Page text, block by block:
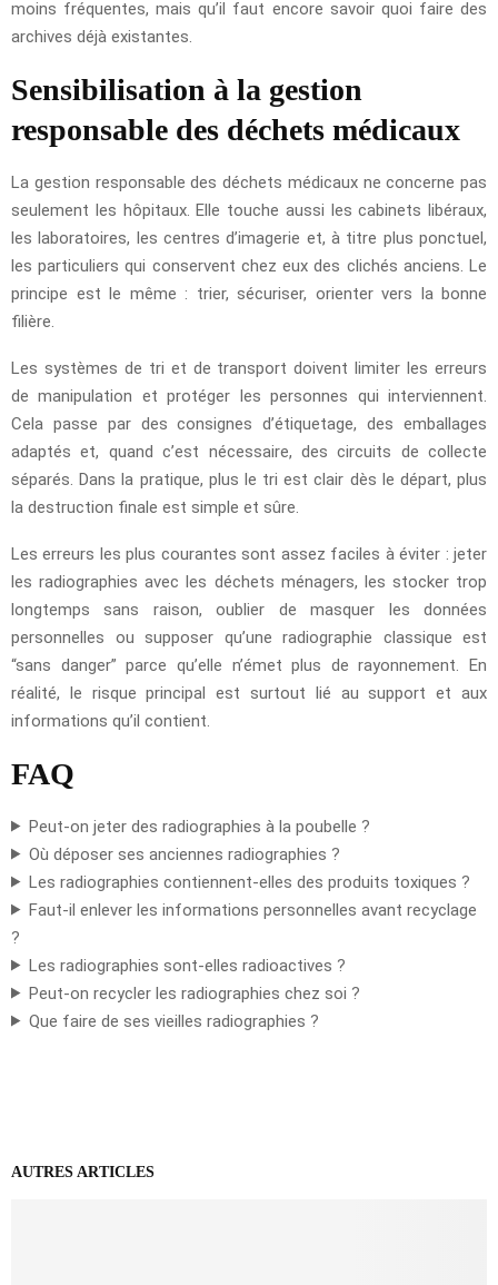
moins fréquentes, mais qu’il faut encore savoir quoi faire des
archives déjà existantes.
Sensibilisation à la gestion
responsable des déchets médicaux
La gestion responsable des déchets médicaux ne concerne pas
seulement les hôpitaux. Elle touche aussi les cabinets libéraux,
les laboratoires, les centres d’imagerie et, à titre plus ponctuel,
les particuliers qui conservent chez eux des clichés anciens. Le
principe est le même : trier, sécuriser, orienter vers la bonne
filière.
Les systèmes de tri et de transport doivent limiter les erreurs
de manipulation et protéger les personnes qui interviennent.
Cela passe par des consignes d’étiquetage, des emballages
adaptés et, quand c’est nécessaire, des circuits de collecte
séparés. Dans la pratique, plus le tri est clair dès le départ, plus
la destruction finale est simple et sûre.
Les erreurs les plus courantes sont assez faciles à éviter : jeter
les radiographies avec les déchets ménagers, les stocker trop
longtemps sans raison, oublier de masquer les données
personnelles ou supposer qu’une radiographie classique est
“sans danger” parce qu’elle n’émet plus de rayonnement. En
réalité, le risque principal est surtout lié au support et aux
informations qu’il contient.
FAQ
Peut-on jeter des radiographies à la poubelle ?
Où déposer ses anciennes radiographies ?
Les radiographies contiennent-elles des produits toxiques ?
Faut-il enlever les informations personnelles avant recyclage
?
Les radiographies sont-elles radioactives ?
Peut-on recycler les radiographies chez soi ?
Que faire de ses vieilles radiographies ?
AUTRES ARTICLES